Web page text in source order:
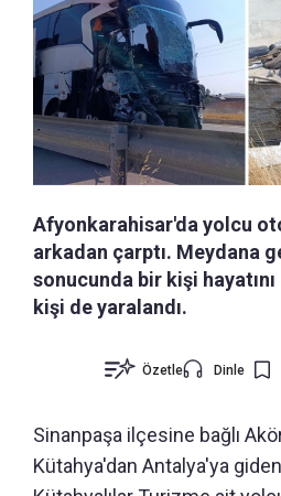
Afyonkarahisar'da yolcu
arkadan çarptı. Meydana
sonucunda bir kişi
kişi de yaralandı.
Özetle Dinle
Sinanpaşa ilçesine bağlı
Kütahya'dan Antalya'ya